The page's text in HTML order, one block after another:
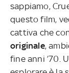
sappiamo,
questo film,
cattiva che
originale,
fine anni ’70.